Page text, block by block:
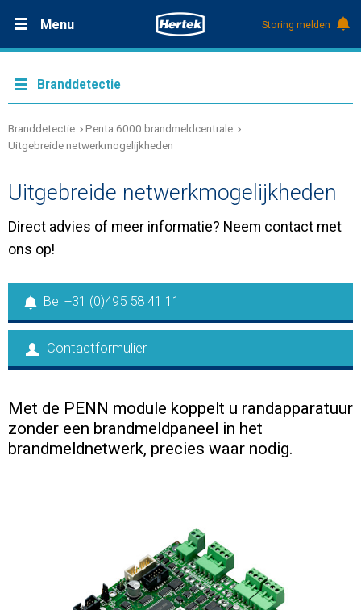
Menu
Care
Werken bij Hertek
Storing melden
Branddetectie
Branddetectie
Penta 6000 brandmeldcentrale
Uitgebreide netwerkmogelijkheden
Uitgebreide netwerkmogelijkheden
Direct advies of meer informatie? Neem contact met
ons op!
Bel +31 (0)495 58 41 11
Contactformulier
Met de PENN module koppelt u randapparatuur
zonder een brandmeldpaneel in het
brandmeldnetwerk, precies waar nodig.